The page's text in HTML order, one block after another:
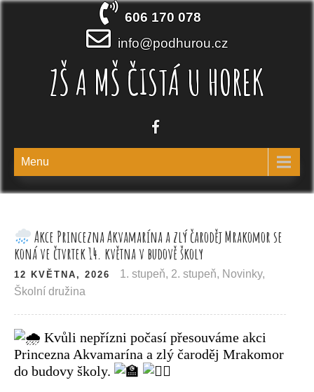
Skip
606 170 078
info@podhurou.cz
ZŠ A MŠ ČISTÁ U HOREK
Menu
Akce Princezna Akvamarína a zlý čaroděj Mrakomor se
koná ve čtvrtek 14. května v budově školy
12 KVĚTNA, 2026 1. stupeň, 2. stupeň, Novinky,
Školní družina
Kvůli nepřízni počasí přesouváme akci
Princezna Akvamarína a zlý čaroděj Mrakomor
do budovy školy.